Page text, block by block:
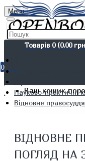
Menu
Товарів 0 (0.00
0
Ваш кошик
Не художня
Науково-практичні
Відновне
ВІДНОВНЕ
ПОГЛЯД НА